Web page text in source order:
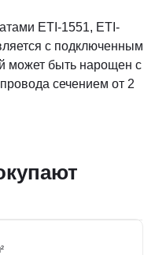
ETI-1551, ETI-
с подключенным
может быть нарощен с
сечением от 2